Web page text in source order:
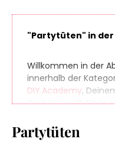
Mitgebsel
Partyspiele
Partytüten
Piñatas
Preis
"Partytüten" in
Willkommen in der
innerhalb der
DIY.Academy,
Do It Yourself. Finde
perfekt für Dein
Partytüten